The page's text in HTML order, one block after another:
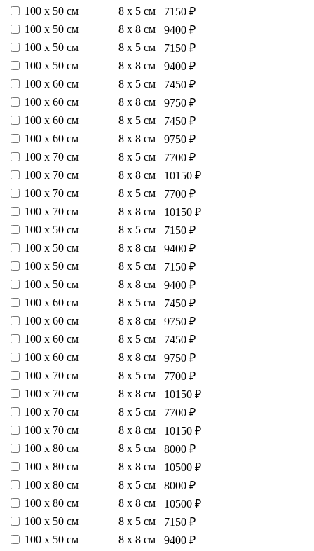
100 х 50 см
8 х 5 см
7150 ₽
100 х 50 см
8 х 8 см
9400 ₽
100 х 50 см
8 х 5 см
7150 ₽
100 х 50 см
8 х 8 см
9400 ₽
100 х 60 см
8 х 5 см
7450 ₽
100 х 60 см
8 х 8 см
9750 ₽
100 х 60 см
8 х 5 см
7450 ₽
100 х 60 см
8 х 8 см
9750 ₽
100 х 70 см
8 х 5 см
7700 ₽
100 х 70 см
8 х 8 см
10150 ₽
100 х 70 см
8 х 5 см
7700 ₽
100 х 70 см
8 х 8 см
10150 ₽
100 х 50 см
8 х 5 см
7150 ₽
100 х 50 см
8 х 8 см
9400 ₽
100 х 50 см
8 х 5 см
7150 ₽
100 х 50 см
8 х 8 см
9400 ₽
100 х 60 см
8 х 5 см
7450 ₽
100 х 60 см
8 х 8 см
9750 ₽
100 х 60 см
8 х 5 см
7450 ₽
100 х 60 см
8 х 8 см
9750 ₽
100 х 70 см
8 х 5 см
7700 ₽
100 х 70 см
8 х 8 см
10150 ₽
100 х 70 см
8 х 5 см
7700 ₽
100 х 70 см
8 х 8 см
10150 ₽
100 х 80 см
8 х 5 см
8000 ₽
100 х 80 см
8 х 8 см
10500 ₽
100 х 80 см
8 х 5 см
8000 ₽
100 х 80 см
8 х 8 см
10500 ₽
100 х 50 см
8 х 5 см
7150 ₽
100 х 50 см
8 х 8 см
9400 ₽